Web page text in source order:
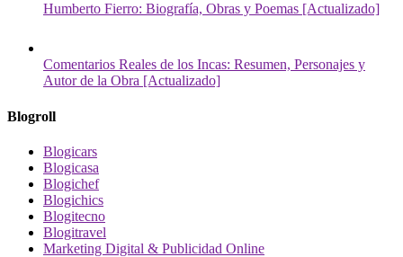
Humberto Fierro: Biografía, Obras y Poemas [Actualizado]
Comentarios Reales de los Incas: Resumen, Personajes y
Autor de la Obra [Actualizado]
Blogroll
Blogicars
Blogicasa
Blogichef
Blogichics
Blogitecno
Blogitravel
Marketing Digital & Publicidad Online